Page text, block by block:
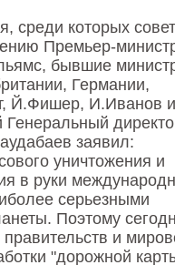
среди которых
Премьер-
бывшие
Германии,
Й.Фишер, И.Иванов и
заявил:
уничтожения и
в руки
серьезными
Поэтому
и
"дорожной